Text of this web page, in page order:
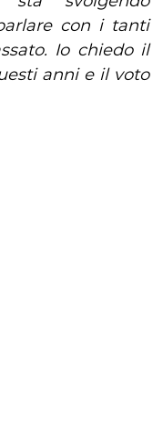
con i tanti
Io chiedo il
anni e il voto